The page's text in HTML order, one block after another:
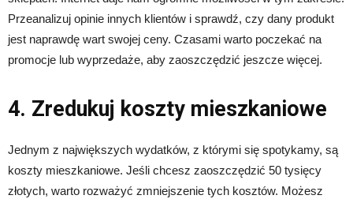
Przeanalizuj opinie innych klientów i sprawdź, czy dany produkt
jest naprawdę wart swojej ceny. Czasami warto poczekać na
promocje lub wyprzedaże, aby zaoszczędzić jeszcze więcej.
4. Zredukuj koszty mieszkaniowe
Jednym z największych wydatków, z którymi się spotykamy, są
koszty mieszkaniowe. Jeśli chcesz zaoszczędzić 50 tysięcy
złotych, warto rozważyć zmniejszenie tych kosztów. Możesz